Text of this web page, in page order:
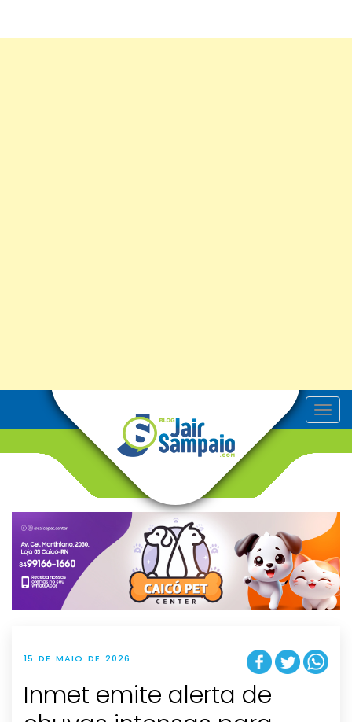
T
o
v
g
t
i
o
n
15 DE MAIO DE 2026
Inmet emite alerta de